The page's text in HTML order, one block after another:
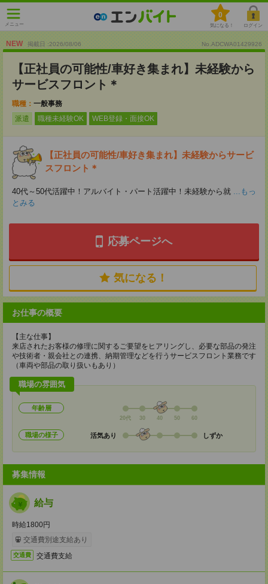
メニュー
0
気になる！ ログイン
NEW 掲載日 :2026/08/06 No.ADCWA01429926
【正社員の可能性/車好き集まれ】未経験から
サービスフロント＊
職種： 一般事務
派遣
職種未経験OK WEB登録・面接OK
【正社員の可能性/車好き集まれ】未経験からサービ
スフロント＊
40代～50代活躍中！アルバイト・パート活躍中！未経験から就 ...もっ
とみる
応募ページへ
気になる！
お仕事の概要
【主な仕事】
来店されたお客様の修理に関するご要望をヒアリングし、必要な部品の発注
や技術者・親会社との連携、納期管理などを行うサービスフロント業務です
（車両や部品の取り扱いもあり）
職場の雰囲気
年齢層
20代 30 40 50 60
職場の様子 活気あり しずか
募集情報
給与
時給1800円
交通費別途支給あり
交通費 交通費支給